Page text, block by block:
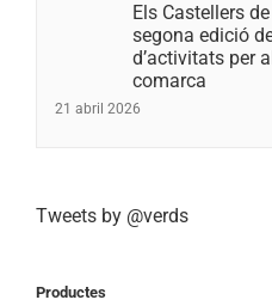
Els Castellers
segona edició
d’activitats per
comarca
21 abril 2026
Tweets by @verds
Productes